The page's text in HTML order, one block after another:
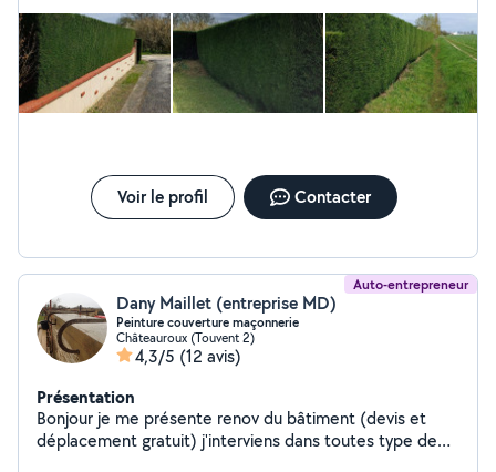
Voir le profil Contacter
Auto-entrepreneur
Dany Maillet (entreprise MD)
Peinture couverture maçonnerie
Châteauroux (Touvent 2)
4,3/5 (12 avis)
Présentation
Bonjour je me présente renov du bâtiment (devis et
déplacement gratuit) j'interviens dans toutes type de